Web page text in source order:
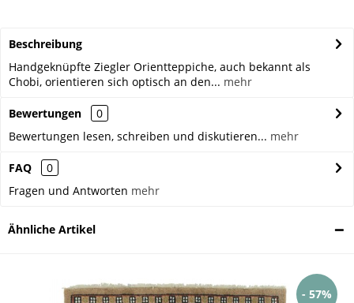
Beschreibung
Handgeknüpfte Ziegler Orientteppiche, auch bekannt als
Chobi, orientieren sich optisch an den... mehr
Bewertungen
0
Bewertungen lesen, schreiben und diskutieren... mehr
FAQ
0
Fragen und Antworten mehr
Ähnliche Artikel
- 57%